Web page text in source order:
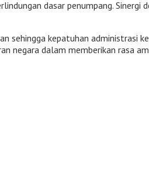
dasar penumpang. Sinergi
kepatuhan administrasi
negara dalam memberikan rasa